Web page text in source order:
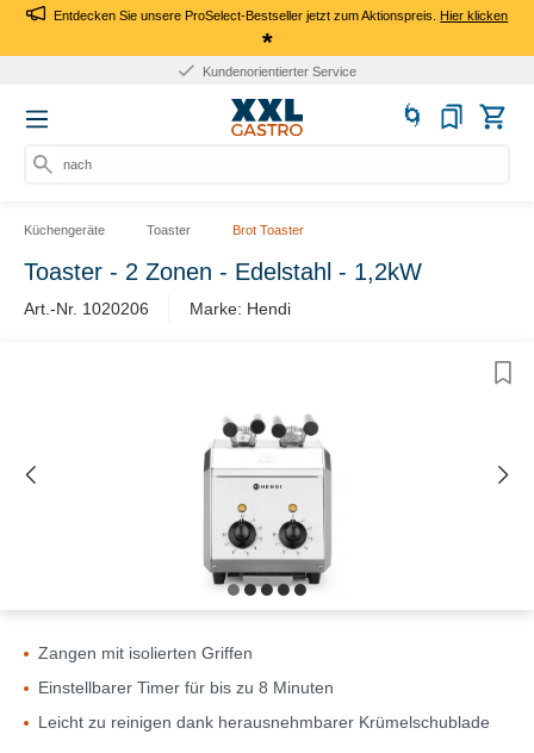
Entdecken Sie unsere ProSelect-Bestseller jetzt zum Aktionspreis.Hier klicken
*
Kundenorientierter Service
nach Pr
Küchengeräte Toaster Brot Toaster
Toaster - 2 Zonen - Edelstahl - 1,2kW
Art.-Nr. 1020206 Marke: Hendi
Zangen mit isolierten Griffen
Einstellbarer Timer für bis zu 8 Minuten
Leicht zu reinigen dank herausnehmbarer Krümelschublade